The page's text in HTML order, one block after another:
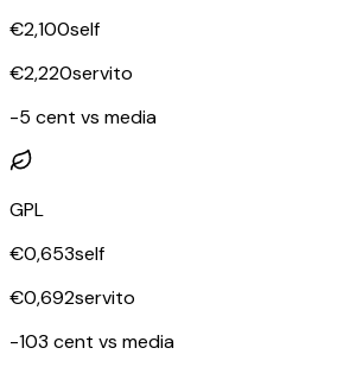
€2,100self
€2,220servito
-5 cent vs media
GPL
€0,653self
€0,692servito
-103 cent vs media